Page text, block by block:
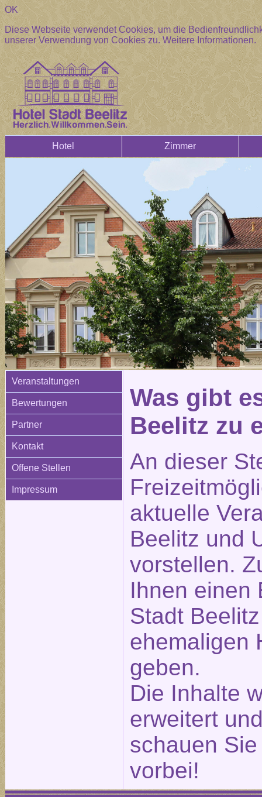
OK
Diese Webseite verwendet Cookies, um die
unserer Verwendung von Cookies zu.Weitere Informationen.
Hotel Zimmer
Veranstaltungen
Bewertungen
Partner
Kontakt
Offene Stellen
Impressum
Was gibt
Beelitz zu
An dieser
aktuelle
Beelitz und
vorstellen.
Ihnen einen
Stadt
ehemaligen
geben.
Die Inhalte
erweitert
schauen
vorbei!